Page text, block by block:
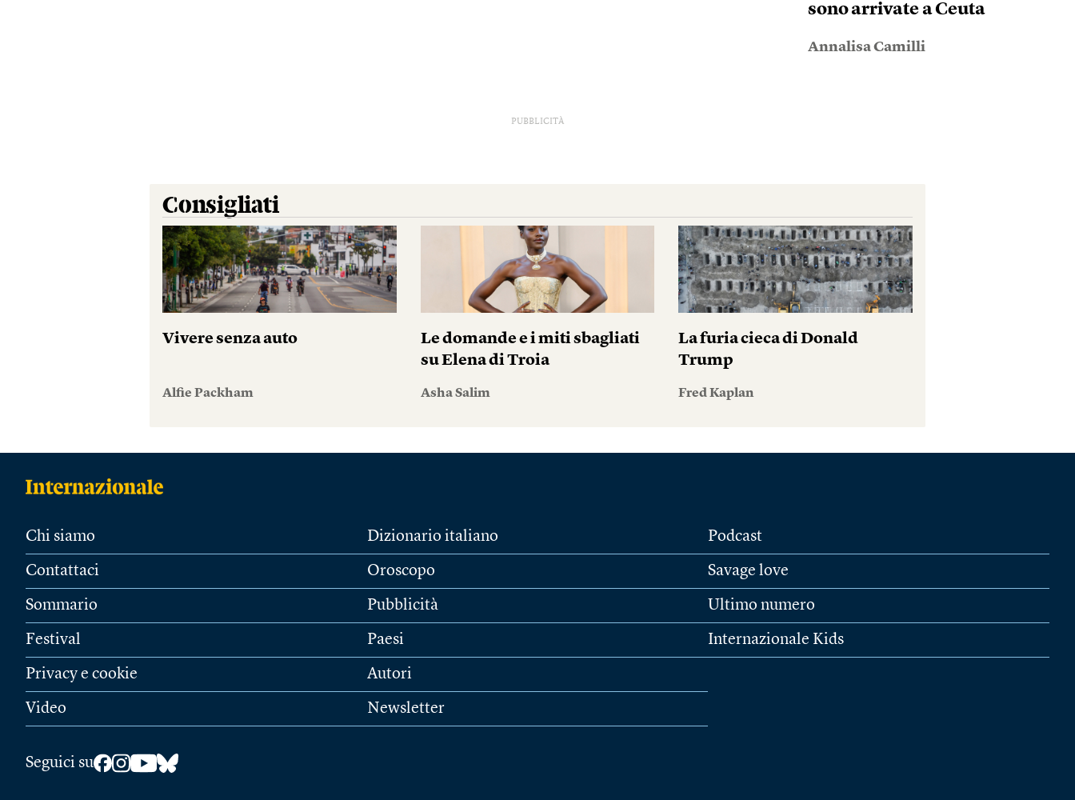
sono arrivate a Ceuta
Annalisa Camilli
PUBBLICITÀ
Consigliati
Vivere senza auto
Alfie Packham
Le domande e i miti sbagliati
su Elena di Troia
Asha Salim
La furia cieca di Donald
Trump
Fred Kaplan
Chi siamo
Contattaci
Sommario
Festival
Privacy e cookie
Video
Dizionario italiano
Oroscopo
Pubblicità
Paesi
Autori
Newsletter
Podcast
Savage love
Ultimo numero
Internazionale Kids
Seguici su